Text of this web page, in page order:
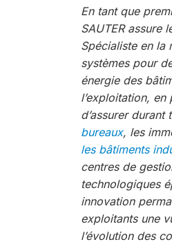
En tant que
SAUTER assure
Spécialiste en la
systèmes pour
énergie des
l’exploitation,
d’assurer
bureaux, les
les bâtiments
centres de
technologiques
innovation
exploitants une
l’évolution des